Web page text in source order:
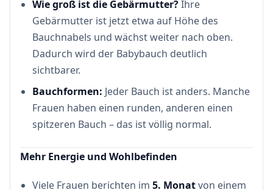
Wie groß ist die Gebärmutter?Ihre
Gebärmutter ist jetzt etwa auf Höhe des
Bauchnabels und wächst weiter nach oben.
Dadurch wird der Babybauch deutlich
sichtbarer.
Bauchformen: Jeder Bauch ist anders. Manche
Frauen haben einen runden, anderen einen
spitzeren Bauch – das ist völlig normal.
Mehr Energie und Wohlbefinden
Viele Frauen berichten im 5. Monatvon einem